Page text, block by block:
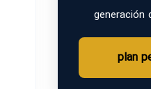
generación
plan